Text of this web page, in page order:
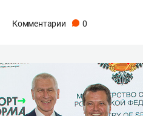
Комментарии 0